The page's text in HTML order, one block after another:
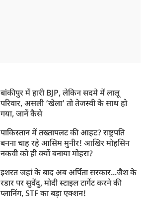
बांकीपुर में हारी BJP, लेकिन सदमे में लालू
परिवार, असली ‘खेला’ तो तेजस्वी के साथ हो
गया, जानें कैसे
पाकिस्तान में तख्तापलट की आहट? राष्ट्रपति
बनना चाह रहे आसिम मुनीर! आखिर मोहसिन
नकवी को ही क्यों बनाया मोहरा?
इशरत जहां के बाद अब अर्पिता सरकार...जैश के
रडार पर सुवेंदु, मोदी स्टाइल टार्गेट करने की
प्लानिंग, STF का बड़ा एक्शन!